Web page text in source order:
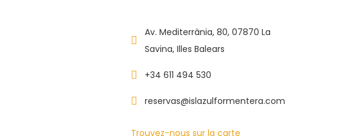
Av. Mediterrània, 80, 07870 La
Savina, Illes Balears
+34 611 494 530
reservas@islazulformentera.com
Trouvez-nous sur la carte